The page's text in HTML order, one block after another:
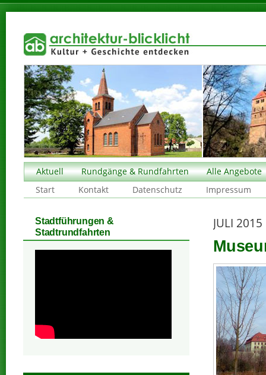
Aktuell Rundgänge & Rundfahrten
Alle Angebote
Start
Kontakt Datenschutz Impressum
JULI 2015
Stadtführungen &
Stadtrundfahrten